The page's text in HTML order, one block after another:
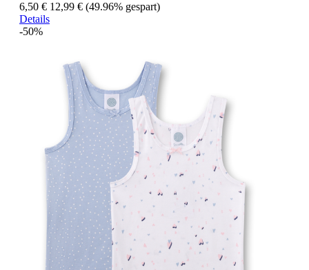
6,50 € 12,99 € (49.96% gespart)
Details
-50%